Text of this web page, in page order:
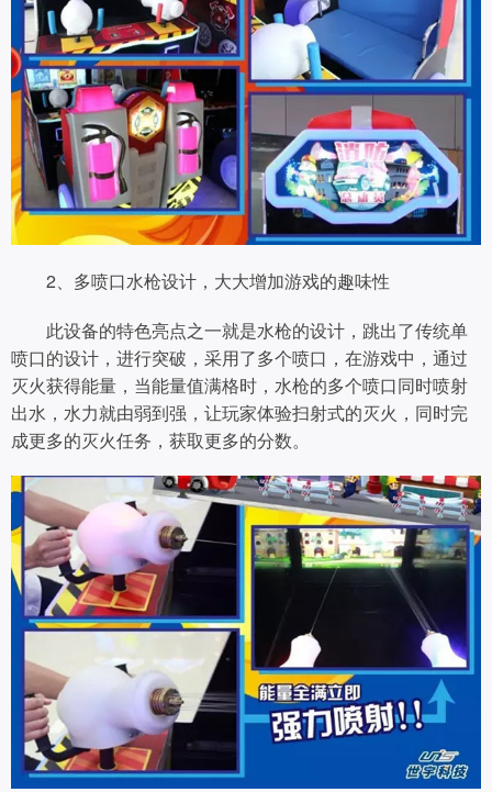
2、多喷口水枪设计，大大增加游戏的趣味性
此设备的特色亮点之一就是水枪的设计，跳出了传统单
喷口的设计，进行突破，采用了多个喷口，在游戏中，通过
灭火获得能量，当能量值满格时，水枪的多个喷口同时喷射
出水，水力就由弱到强，让玩家体验扫射式的灭火，同时完
成更多的灭火任务，获取更多的分数。